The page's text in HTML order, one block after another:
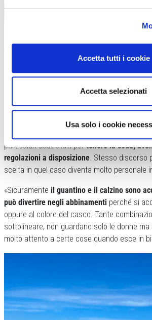
Accetta tutti i cookie
Accetta selezionati
Usa solo i cookie
Stile e bici per Dalia sono due mondi che si
ABBINAMENTI
Che si tratti di una e-bike,gravelo bici da
ciclista cambiano la forma ma rimangono gli
abbinamenti di colori e tipologia è un
«Il casco – sottolinea Dalia – ha quasi
unisex. C’è magari l’attenzione nel fare una
particolari costruttivi pertenere la coda,
regolazioni a disposizione. Stesso discorso
scelta in quel caso diventa molto personale
«Sicuramente il guantino e il calzino sono
può divertire negli abbinamenti perché si
oppure al colore del casco. Tante
sottolineare, non guardano solo le donne ma
molto attento a certe cose quando esce in